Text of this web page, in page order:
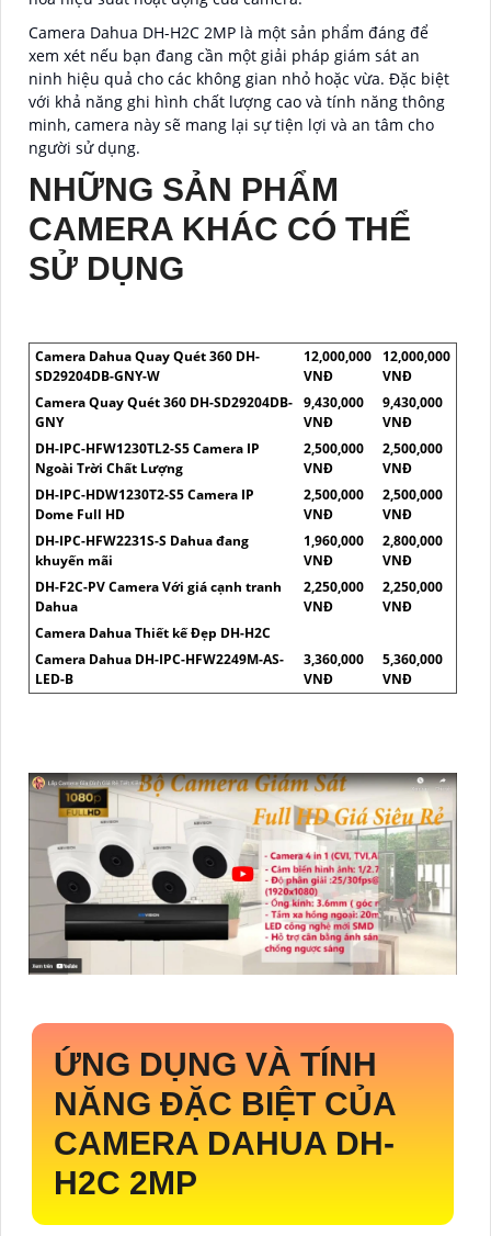
Camera Dahua DH-H2C 2MP là một sản phẩm đáng để
xem xét nếu bạn đang cần một giải pháp giám sát an
ninh hiệu quả cho các không gian nhỏ hoặc vừa. Đặc biệt
với khả năng ghi hình chất lượng cao và tính năng thông
minh, camera này sẽ mang lại sự tiện lợi và an tâm cho
người sử dụng.
NHỮNG SẢN PHẨM
CAMERA KHÁC CÓ THỂ
SỬ DỤNG
Camera Dahua Quay Quét 360 DH-
SD29204DB-GNY-W
12,000,000
VNĐ
12,000,000
VNĐ
Camera Quay Quét 360 DH-SD29204DB-
GNY
9,430,000
VNĐ
9,430,000
VNĐ
DH-IPC-HFW1230TL2-S5 Camera IP
Ngoài Trời Chất Lượng
2,500,000
VNĐ
2,500,000
VNĐ
DH-IPC-HDW1230T2-S5 Camera IP
Dome Full HD
2,500,000
VNĐ
2,500,000
VNĐ
DH-IPC-HFW2231S-S Dahua đang
khuyến mãi
1,960,000
VNĐ
2,800,000
VNĐ
DH-F2C-PV Camera Với giá cạnh tranh
Dahua
2,250,000
VNĐ
2,250,000
VNĐ
Camera Dahua Thiết kế Đẹp DH-H2C
Camera Dahua DH-IPC-HFW2249M-AS-
LED-B
3,360,000
VNĐ
5,360,000
VNĐ
ỨNG DỤNG VÀ TÍNH
NĂNG ĐẶC BIỆT CỦA
CAMERA DAHUA DH-
H2C 2MP